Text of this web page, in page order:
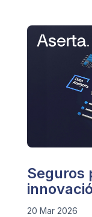
Seguros
20 Mar 2026